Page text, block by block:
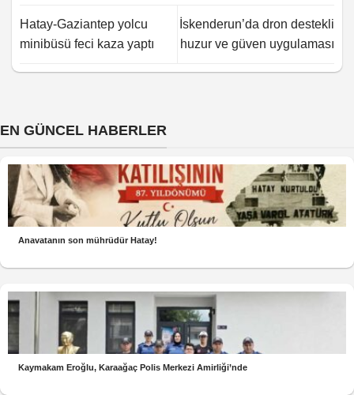
Hatay-Gaziantep yolcu
minibüsü feci kaza yaptı
İskenderun’da dron destekli
huzur ve güven uygulaması
EN GÜNCEL HABERLER
Anavatanın son mührüdür Hatay!
Kaymakam Eroğlu, Karaağaç Polis Merkezi Amirliği’nde